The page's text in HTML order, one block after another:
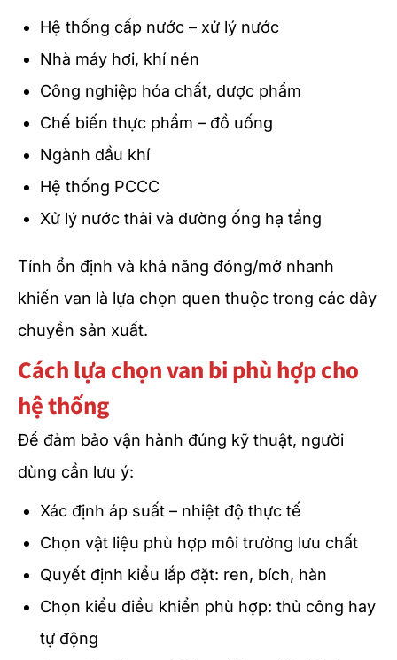
Hệ thống cấp nước – xử lý nước
Nhà máy hơi, khí nén
Công nghiệp hóa chất, dược phẩm
Chế biến thực phẩm – đồ uống
Ngành dầu khí
Hệ thống PCCC
Xử lý nước thải và đường ống hạ tầng
Tính ổn định và khả năng đóng/mở nhanh
khiến van là lựa chọn quen thuộc trong các dây
chuyền sản xuất.
Cách lựa chọn van bi phù hợp cho
hệ thống
Để đảm bảo vận hành đúng kỹ thuật, người
dùng cần lưu ý:
Xác định áp suất – nhiệt độ thực tế
Chọn vật liệu phù hợp môi trường lưu chất
Quyết định kiểu lắp đặt: ren, bích, hàn
Chọn kiểu điều khiển phù hợp: thủ công hay
tự động